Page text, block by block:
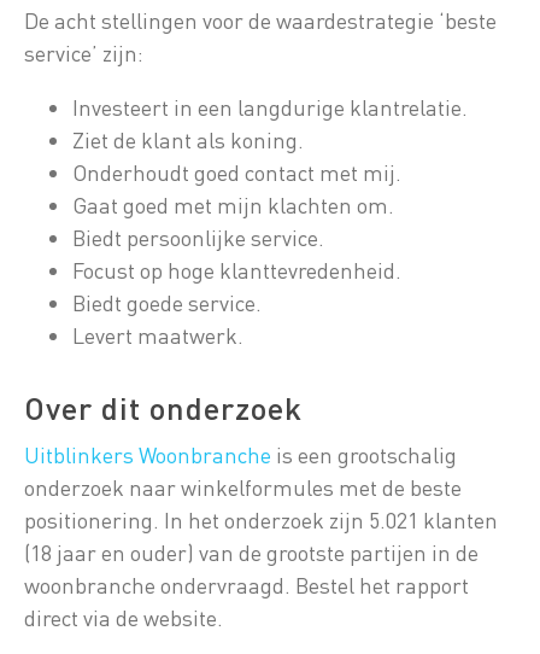
De acht stellingen voor de waardestrategie ‘beste
service’ zijn:
Investeert in een langdurige klantrelatie.
Ziet de klant als koning.
Onderhoudt goed contact met mij.
Gaat goed met mijn klachten om.
Biedt persoonlijke service.
Focust op hoge klanttevredenheid.
Biedt goede service.
Levert maatwerk.
Over dit onderzoek
Uitblinkers Woonbranche is een grootschalig
onderzoek naar winkelformules met de beste
positionering. In het onderzoek zijn 5.021 klanten
(18 jaar en ouder) van de grootste partijen in de
woonbranche ondervraagd. Bestel het rapport
direct via de website.